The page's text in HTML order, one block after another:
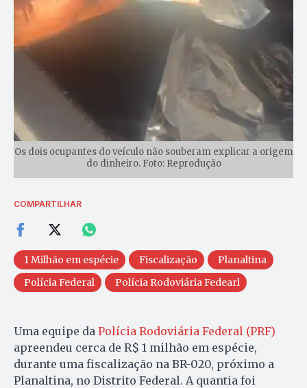
Os dois ocupantes do veículo não souberam explicar a origem
do dinheiro. Foto: Reprodução
COMPARTILHAR
1 Milhão em espécie Fiscalização
Planaltina
Polícia Federal
Polícia Rodoviária Fedearl
Uma equipe da Polícia Rodoviária Federal (PRF)
apreendeu cerca de R$ 1 milhão em espécie,
durante uma fiscalização na BR-020, próximo a
Planaltina, no Distrito Federal. A quantia foi